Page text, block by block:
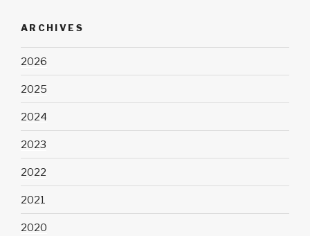
ARCHIVES
2026
2025
2024
2023
2022
2021
2020